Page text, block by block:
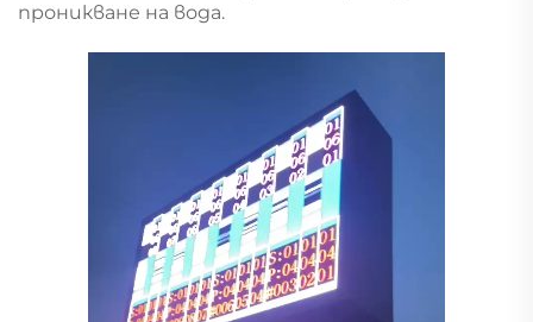
проникване на вода.